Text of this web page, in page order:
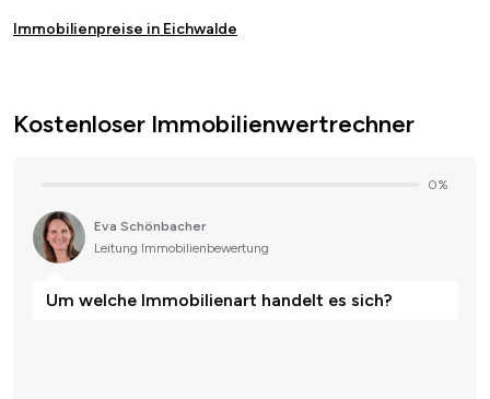
Immobilienpreise in Eichwalde
Kostenloser Immobilienwertrechner